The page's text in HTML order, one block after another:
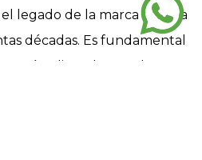
legado de la marca que ha
décadas. Es fundamental
estén alineados con los